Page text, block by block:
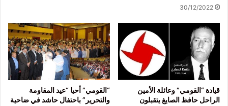
30/12/2022
قيادة “القومي” وعائلة الأمين
الراحل حافظ الصايغ يتقبلون
“القومي” أحيا “عيد المقاومة
والتحرير” باحتفال حاشد في ضاحية